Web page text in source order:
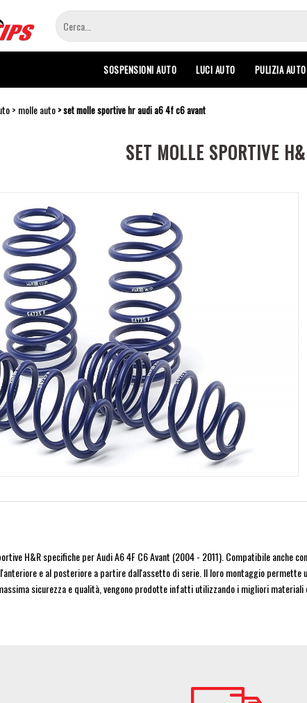
SOSPENSIONI AUTO LUCI AUTO PULIZIA AUTO
molle auto set molle sportive hr audi a6 4f c6 avant
SET MOLLE SPORTIVE
H&R specifiche per Audi A6 4F C6 Avant (2004 - 2011). Compatibile anche
e al posteriore a partire dall'assetto di serie. Il loro montaggio
sicurezza e qualità, vengono prodotte infatti utilizzando i migliori
Image